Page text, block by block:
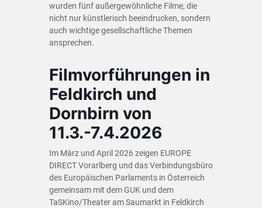
wurden fünf außergewöhnliche Filme, die
nicht nur künstlerisch beeindrucken, sondern
auch wichtige gesellschaftliche Themen
ansprechen.
Filmvorführungen in
Feldkirch und
Dornbirn von
11.3.-7.4.2026
Im März und April 2026 zeigen EUROPE
DIRECT Vorarlberg und das Verbindungsbüro
des Europäischen Parlaments in Österreich
gemeinsam mit dem GUK und dem
TaSKino/Theater am Saumarkt in Feldkirch